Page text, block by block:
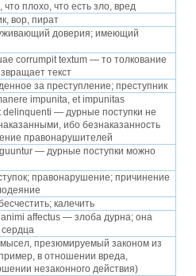
плохо, что есть зло, вред
вор, пират
доверия; имеющий
corrumpit textum — то толкование
текст
за преступление; преступник
impunita, et impunitas
delinquenti — дурные поступки не
ибо безнаказанность
правонарушителей
— дурные поступки можно
правонарушение; причинение
калечить
affectus — злоба дурна; она
сердца
презюмируемый законом из
в отношении вреда,
незаконного действия)